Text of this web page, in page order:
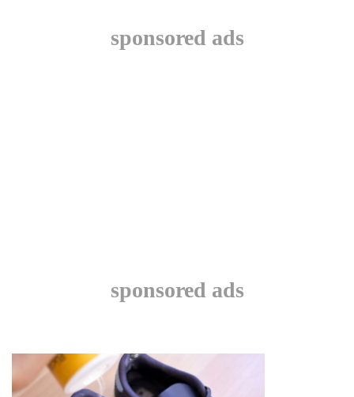
sponsored ads
sponsored ads